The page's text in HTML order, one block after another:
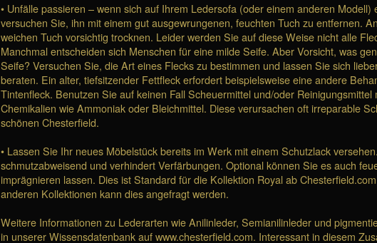
• Unfälle passieren – wenn sich auf Ihrem Ledersofa (oder einem anderen Modell)
versuchen Sie, ihn mit einem gut ausgewrungenen, feuchten Tuch zu entfernen.
weichen Tuch vorsichtig trocknen. Leider werden Sie auf diese Weise nicht alle
Manchmal entscheiden sich Menschen für eine milde Seife. Aber Vorsicht, was
Seife? Versuchen Sie, die Art eines Flecks zu bestimmen und lassen Sie sich
beraten. Ein alter, tiefsitzender Fettfleck erfordert beispielsweise eine andere
Tintenfleck. Benutzen Sie auf keinen Fall Scheuermittel und/oder Reinigungsmittel
Chemikalien wie Ammoniak oder Bleichmittel. Diese verursachen oft irreparable
schönen Chesterfield.
• Lassen Sie Ihr neues Möbelstück bereits im Werk mit einem Schutzlack
schmutzabweisend und verhindert Verfärbungen. Optional können Sie es auch
imprägnieren lassen. Dies ist Standard für die Kollektion Royal ab
anderen Kollektionen kann dies angefragt werden.
Weitere Informationen zu Lederarten wie Anilinleder, Semianilinleder und
in unserer Wissensdatenbank auf www.chesterfield.com. Interessant in diesem